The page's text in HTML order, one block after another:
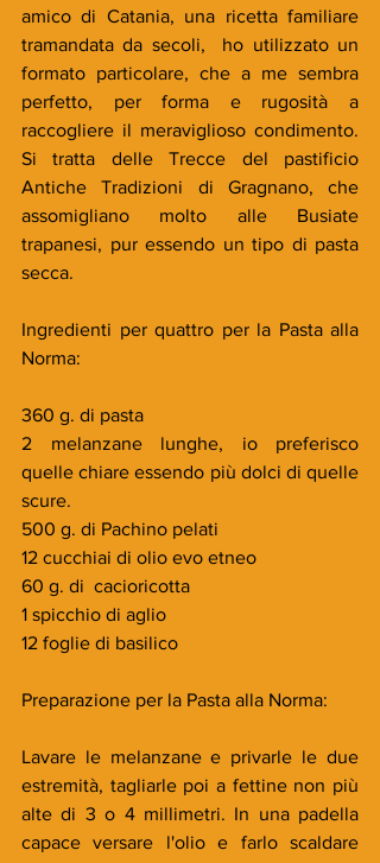
amico di Catania, una ricetta familiare
tramandata da secoli,  ho utilizzato un
formato particolare, che a me sembra
perfetto, per forma e rugosità a
raccogliere il meraviglioso condimento.
Si tratta delle Trecce del pastificio
Antiche Tradizioni di Gragnano, che
assomigliano molto alle Busiate
trapanesi, pur essendo un tipo di pasta
secca.
Ingredienti per quattro per la Pasta alla
Norma:
360 g. di pasta
2 melanzane lunghe, io preferisco
quelle chiare essendo più dolci di quelle
scure.
500 g. di Pachino pelati
12 cucchiai di olio evo etneo
60 g. di  cacioricotta
1 spicchio di aglio
12 foglie di basilico
Preparazione per la Pasta alla Norma:
Lavare le melanzane e privarle le due
estremità, tagliarle poi a fettine non più
alte di 3 o 4 millimetri. In una padella
capace versare l'olio e farlo scaldare